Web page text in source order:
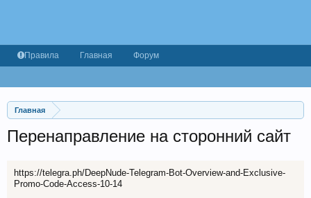
Главная
Перенаправление на сторонний сайт
https://telegra.ph/DeepNude-Telegram-Bot-Overview-and-Exclusive-
Promo-Code-Access-10-14
Правила Главная Форум